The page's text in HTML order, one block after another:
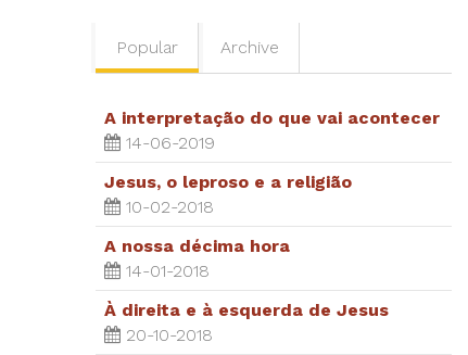
Popular Archive
A interpretação do que vai acontecer
14-06-2019
Jesus, o leproso e a religião
10-02-2018
A nossa décima hora
14-01-2018
À direita e à esquerda de Jesus
20-10-2018